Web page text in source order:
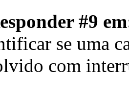
#9
se uma
com